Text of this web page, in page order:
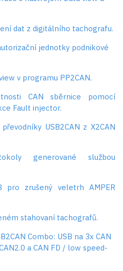
dat z digitálního tachografu.
jednotky podnikové
v programu PP2CAN.
CAN sběrnice pomocí
Fault injector.
USB2CAN z X2CAN
generované službou
pro zrušený veletrh AMPER
stahovaní tachografů.
Combo: USB na 3x CAN
a CAN FD / low speed-